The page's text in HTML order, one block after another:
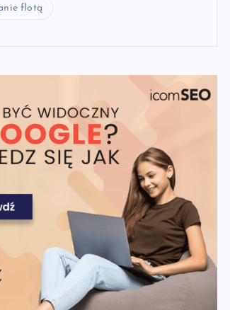
flotą